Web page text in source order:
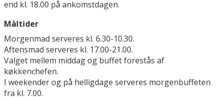
end kl. 18.00 på ankomstdagen.
Måltider
Morgenmad serveres kl. 6.30-10.30.
Aftensmad serveres kl. 17.00-21.00.
Valget mellem middag og buffet forestås af
køkkenchefen.
I weekender og på helligdage serveres morgenbuffeten
fra kl. 7.00.